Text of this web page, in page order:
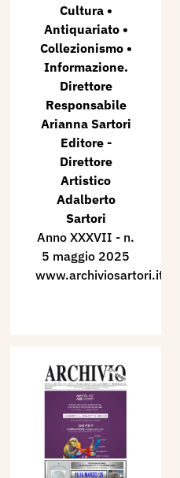
Cultura •
Antiquariato •
Collezionismo •
Informazione.
Direttore
Responsabile
Arianna Sartori
Editore -
Direttore
Artistico
Adalberto
Sartori​
Anno XXXVII - n.
5 maggio 2025
www.archiviosartori.it